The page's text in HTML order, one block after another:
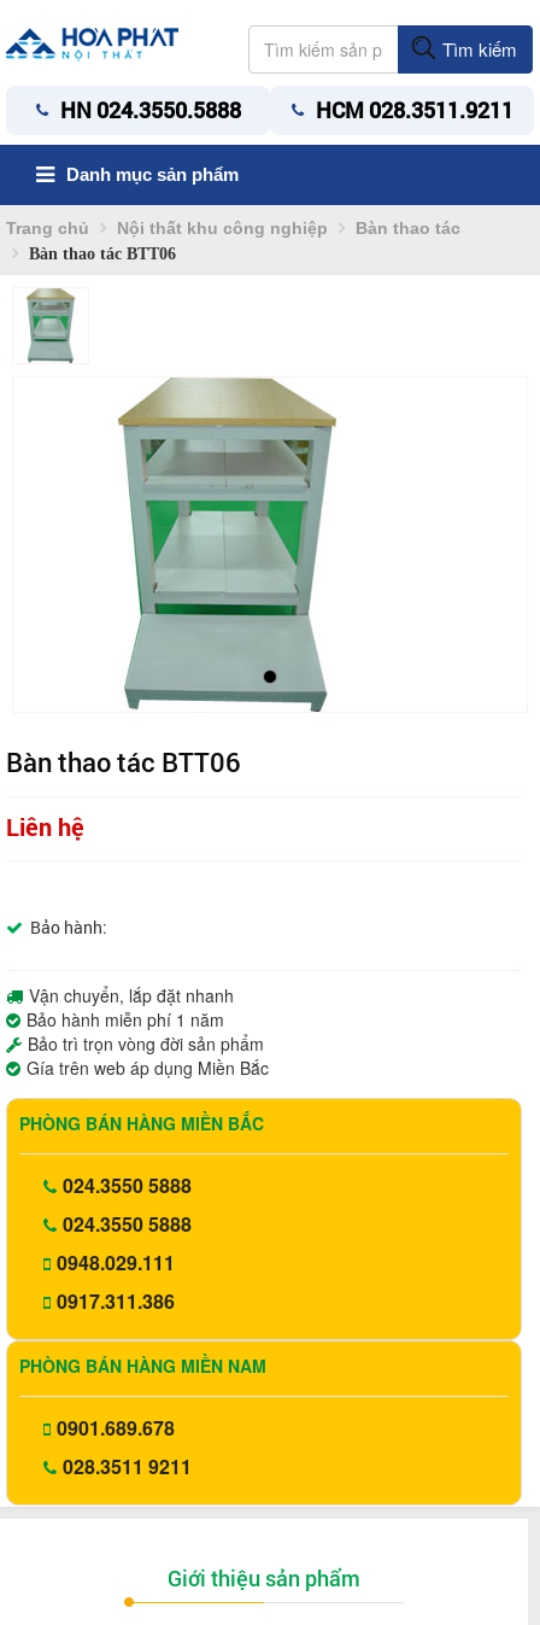
Tìm kiếm
HN 024.3550.5888 HCM 028.3511.9211
Danh mục sản phẩm
Trang chủ Nội thất khu công nghiệp Bàn thao tác
Bàn thao tác BTT06
Bàn thao tác BTT06
Liên hệ
Bảo hành:
Vận chuyển, lắp đặt nhanh
Bảo hành miễn phí 1 năm
Bảo trì trọn vòng đời sản phẩm
Gía trên web áp dụng Miền Bắc
PHÒNG BÁN HÀNG MIỀN BẮC
024.3550 5888
024.3550 5888
0948.029.111
0917.311.386
PHÒNG BÁN HÀNG MIỀN NAM
0901.689.678
028.3511 9211
Giới thiệu sản phẩm